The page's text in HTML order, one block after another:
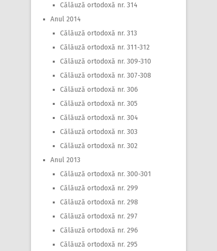
Călăuză ortodoxă nr. 314
Anul 2014
Călăuză ortodoxă nr. 313
Călăuză ortodoxă nr. 311-312
Călăuză ortodoxă nr. 309-310
Călăuză ortodoxă nr. 307-308
Călăuză ortodoxă nr. 306
Călăuză ortodoxă nr. 305
Călăuză ortodoxă nr. 304
Călăuză ortodoxă nr. 303
Călăuză ortodoxă nr. 302
Anul 2013
Călăuză ortodoxă nr. 300-301
Călăuză ortodoxă nr. 299
Călăuză ortodoxă nr. 298
Călăuză ortodoxă nr. 297
Călăuză ortodoxă nr. 296
Călăuză ortodoxă nr. 295